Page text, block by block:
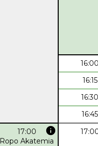
16:00
16:15
16:30
16:45
17:00 info
Ropo Akatemia